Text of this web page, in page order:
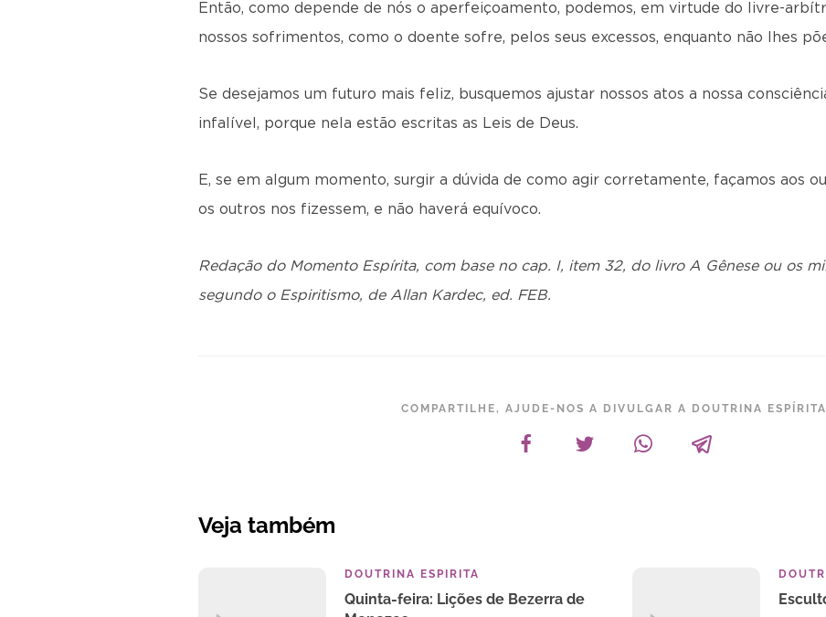
Então, como depende de nós o aperfeiçoamento, podemos, em virtude do livre-
nossos sofrimentos, como o doente sofre, pelos seus excessos, enquanto não lhes
Se desejamos um futuro mais feliz, busquemos ajustar nossos atos a nossa
infalível, porque nela estão escritas as Leis de Deus.
E, se em algum momento, surgir a dúvida de como agir corretamente, façamos aos
os outros nos fizessem, e não haverá equívoco.
Redação do Momento Espírita, com base no cap. I, item 32, do livro A Gênese ou os
segundo o Espiritismo, de Allan Kardec, ed. FEB.
COMPARTILHE, AJUDE-NOS A DIVULGAR A DOUTRINA ESPÍRITA
Veja também
DOUTRINA ESPIRITA
Quinta-feira: Lições de Bezerra de